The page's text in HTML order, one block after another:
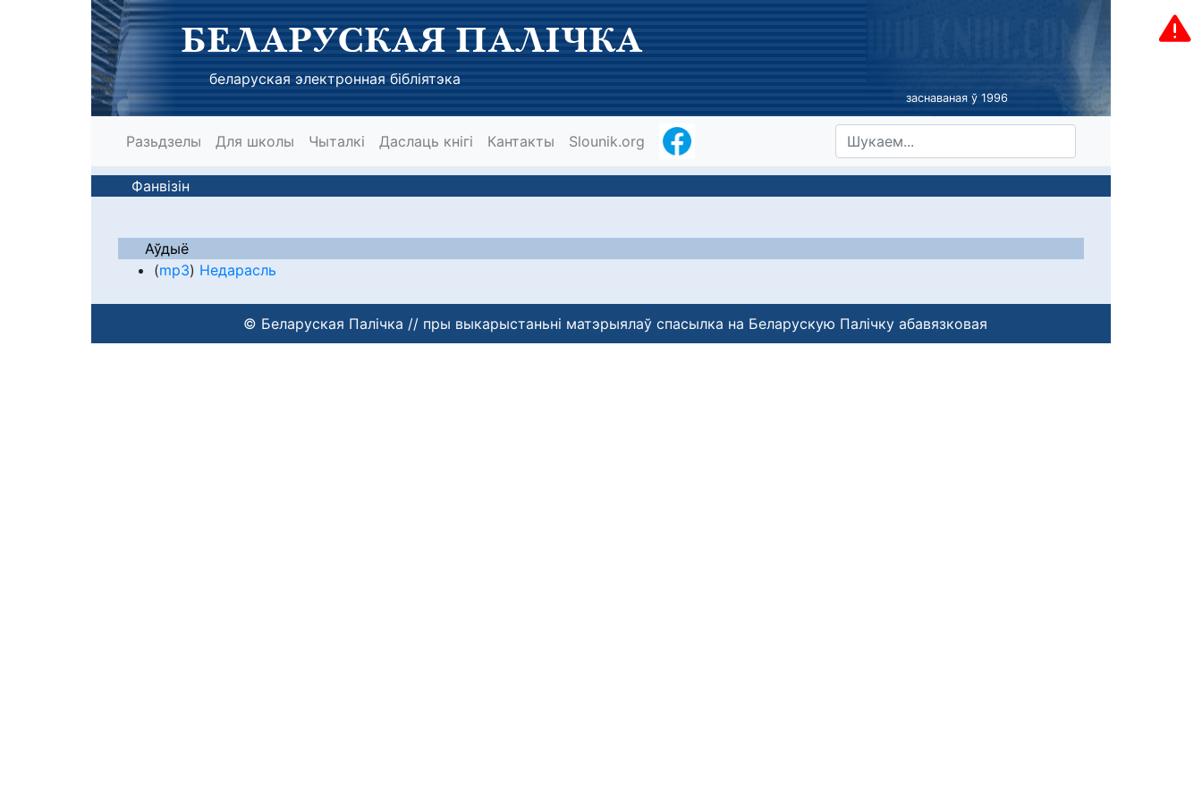
БЕЛАРУСКАЯ ПАЛІЧКА
беларуская электронная бібліятэка
заснаваная ў 1996
Разьдзелы Для школы Чыталкі Даслаць кнігі Кантакты Slounik.org
Фанвізін
Аўдыё
(mp3) Недарасль
© Беларуская Палічка // пры выкарыстаньні матэрыялаў спасылка на Беларускую Палічку абавязковая